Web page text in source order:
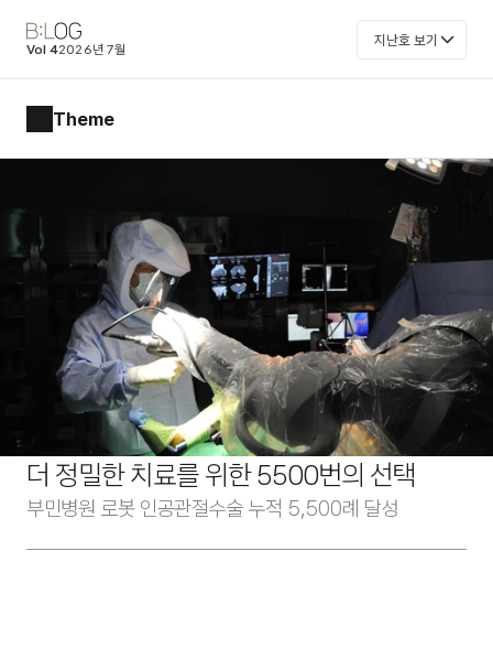
Vol 42026년 7월
지난호 보기
Theme
더 정밀한 치료를 위한 5500번의 선택
부민병원 로봇 인공관절수술 누적 5,500례 달성